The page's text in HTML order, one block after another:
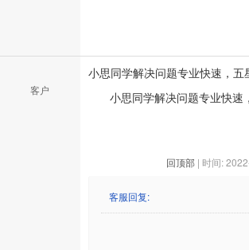
客户
小思同学解决问题专业快速，五
小思同学解决问题专业快速
回顶部 | 时间:
客服回复: